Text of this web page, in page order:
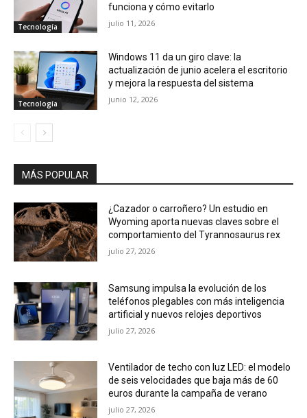
Tecnología
funciona y cómo evitarlo
julio 11, 2026
Tecnología
Windows 11 da un giro clave: la
actualización de junio acelera el escritorio
y mejora la respuesta del sistema
junio 12, 2026
MÁS POPULAR
¿Cazador o carroñero? Un estudio en
Wyoming aporta nuevas claves sobre el
comportamiento del Tyrannosaurus rex
julio 27, 2026
Samsung impulsa la evolución de los
teléfonos plegables con más inteligencia
artificial y nuevos relojes deportivos
julio 27, 2026
Ventilador de techo con luz LED: el modelo
de seis velocidades que baja más de 60
euros durante la campaña de verano
julio 27, 2026